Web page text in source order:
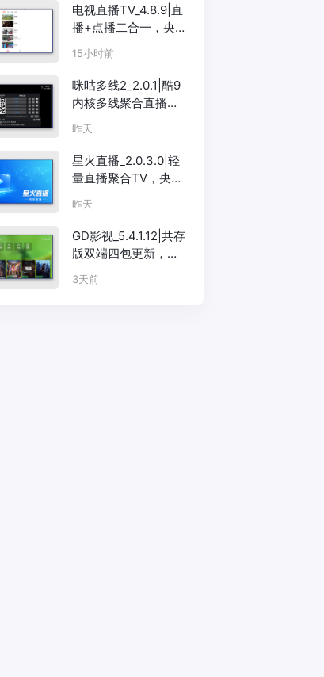
电视直播TV_4.8.9|直
播+点播二合一，央视
卫视影视全搞定
15小时前
咪咕多线2_2.0.1|酷9
内核多线聚合直播
TV，央视卫视一搜即
看
昨天
星火直播_2.0.3.0|轻
量直播聚合TV，央视
卫视全覆盖
昨天
GD影视_5.4.1.12|共存
版双端四包更新，
TV+手机互不干扰
3天前